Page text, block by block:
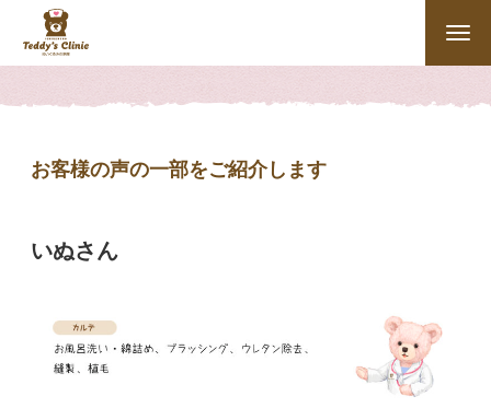
お客様の声の一部をご紹介します
いぬさん